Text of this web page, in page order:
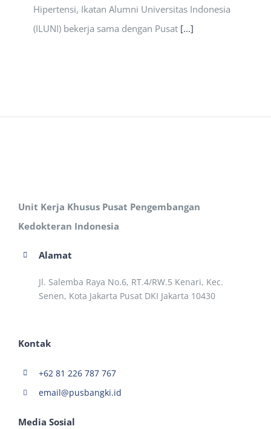
Hipertensi, Ikatan Alumni Universitas Indonesia
(ILUNI) bekerja sama dengan Pusat [...]
Unit Kerja Khusus Pusat Pengembangan
Kedokteran Indonesia
Alamat
Jl. Salemba Raya No.6, RT.4/RW.5 Kenari, Kec.
Senen, Kota Jakarta Pusat DKI Jakarta 10430
Kontak
+62 81 226 787 767
email@pusbangki.id
Media Sosial